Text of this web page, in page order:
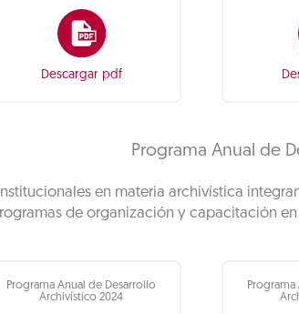
Descargar pdf
Programa Anual de
en materia archivística
de organización y capacitación
Programa Anual de Desarrollo
Archivístico 2024